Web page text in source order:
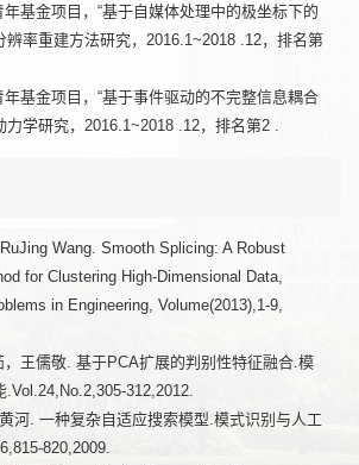
基金项目，“基于自媒体处理中的极坐标下的
辨率重建方法研究，2016.1~2018 .12，排名第
基金项目，“基于事件驱动的不完整信息耦合
力学研究，2016.1~2018 .12，排名第2 .
Wang. Smooth Splicing: A Robust
for Clustering High-Dimensional Data,
in Engineering, Volume(2013),1-9,
王儒敬. 基于PCA扩展的判别性特征融合.模
.Vol.24,No.2,305-312,2012.
河. 一种复杂自适应搜索模型.模式识别与人工
820,2009.